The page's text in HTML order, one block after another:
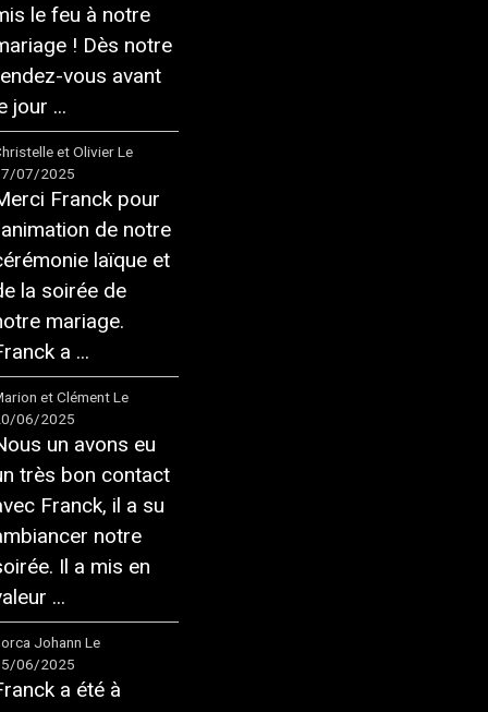
le feu à notre
! Dès notre
vous avant
jour ...
et Olivier Le
07/2025
Franck pour
de notre
laïque et
la soirée de
mariage.
a ...
et Clément Le
06/2025
un avons eu
très bon contact
Franck, il a su
notre
Il a mis en
...
Johann Le
06/2025
a été à